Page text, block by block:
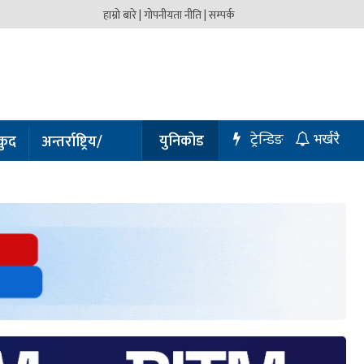
हाम्रो बारे |गोपनीयता नीति |सम्पर्क
अन्तर्राष्ट्रिय/
प्रबास
युनिकोड भर्खरै
ट्रेन्डिङ